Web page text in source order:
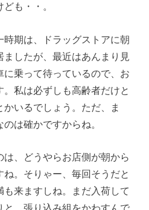
も・・。
期は、ドラッグストアに朝
したが、最近はあんまり見
乗って待っているので、お
私は必ずしも高齢者だけと
いるでしょう。ただ、ま
は確かですからね。
、どうやらお店側が朝から
。そりゃー、毎回そうだと
来ますしね。まだ入荷して
と、張り込み組をかわすんで